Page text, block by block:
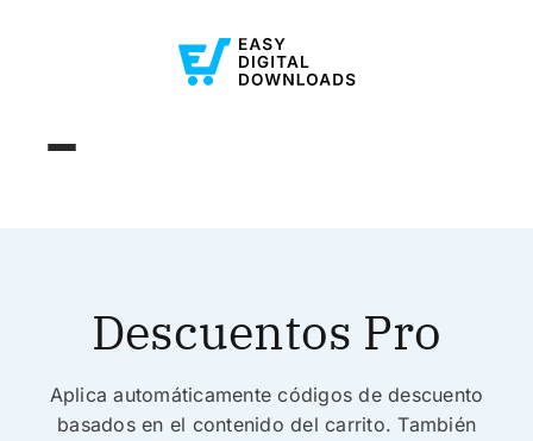
Descuentos Pro
Aplica automáticamente códigos de descuento
basados en el contenido del carrito. También